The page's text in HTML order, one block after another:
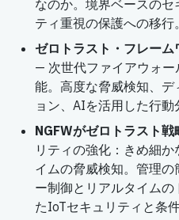
なのか。境界ベースの
ティ重視の保護への移行。
ゼロトラスト・フレー
— 次世代ファイアウォー
能。高度な脅威検知、
ョン、AIを活用した行動
NGFWがゼロトラスト
リティの強化：きめ細
イムの脅威検知。管理
ー制御とリアルタイム
たIoTセキュリティと条